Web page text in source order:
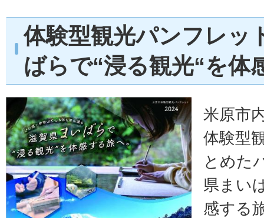
体験型観光パンフレッ
ばらで“浸る観光“を体
米原市
体験型
とめた
県まい
感する